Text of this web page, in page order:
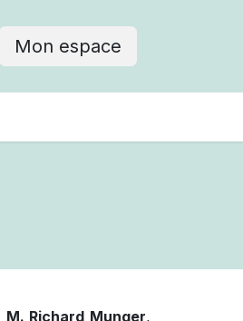
Mon espace
M. Richard Munger,